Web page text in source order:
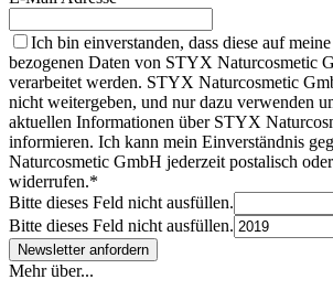
Ich bin einverstanden, dass diese auf
bezogenen Daten von STYX Naturcosmetic
verarbeitet werden. STYX Naturcosmetic
nicht weitergeben, und nur dazu verwenden
aktuellen Informationen über STYX
informieren. Ich kann mein Einverständnis
Naturcosmetic GmbH jederzeit postalisch
widerrufen.*
Bitte dieses Feld nicht ausfüllen.
Bitte dieses Feld nicht ausfüllen.
Mehr über...